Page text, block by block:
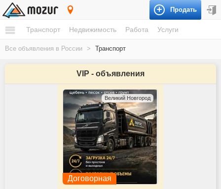
Продать
Транспорт Недвижимость Работа Услуги
Все объявления в России > Транспорт
VIP - объявления
Великий Новгород
Договорная